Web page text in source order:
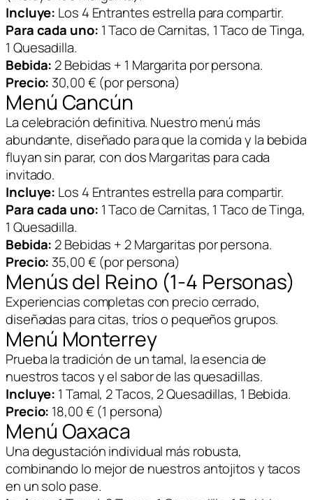
Incluye: Los 4 Entrantes estrella para compartir.
Para cada uno: 1 Taco de Carnitas, 1 Taco de Tinga,
1 Quesadilla.
Bebida: 2 Bebidas + 1 Margarita por persona.
Precio: 30,00 € (por persona)
Menú Cancún
La celebración definitiva. Nuestro menú más
abundante, diseñado para que la comida y la bebida
fluyan sin parar, con dos Margaritas para cada
invitado.
Incluye: Los 4 Entrantes estrella para compartir.
Para cada uno: 1 Taco de Carnitas, 1 Taco de Tinga,
1 Quesadilla.
Bebida: 2 Bebidas + 2 Margaritas por persona.
Precio: 35,00 € (por persona)
Menús del Reino (1-4 Personas)
Experiencias completas con precio cerrado,
diseñadas para citas, tríos o pequeños grupos.
Menú Monterrey
Prueba la tradición de un tamal, la esencia de
nuestros tacos y el sabor de las quesadillas.
Incluye: 1 Tamal, 2 Tacos, 2 Quesadillas, 1 Bebida.
Precio: 18,00 € (1 persona)
Menú Oaxaca
Una degustación individual más robusta,
combinando lo mejor de nuestros antojitos y tacos
en un solo pase.